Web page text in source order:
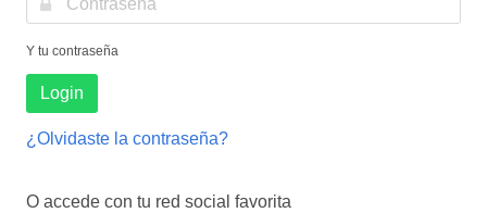
Y tu contraseña
Login
¿Olvidaste la contraseña?
O accede con tu red social favorita